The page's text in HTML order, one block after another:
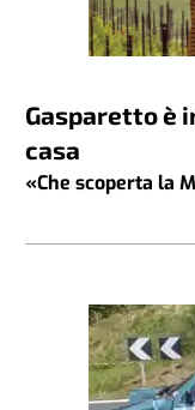
Gasparetto è
casa
«Che scoperta la